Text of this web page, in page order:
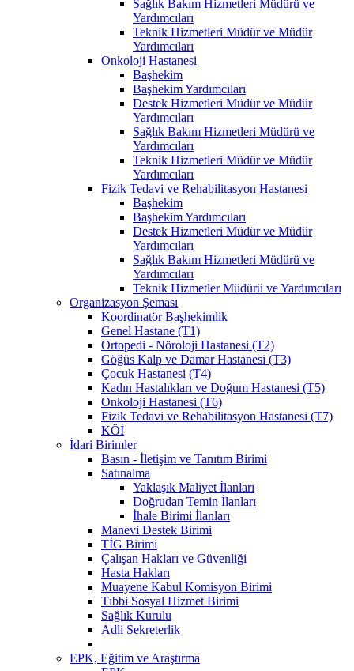
Sağlık Bakım Hizmetleri Müdürü ve
Yardımcıları
Teknik Hizmetleri Müdür ve Müdür
Yardımcıları
Onkoloji Hastanesi
Başhekim
Başhekim Yardımcıları
Destek Hizmetleri Müdür ve Müdür
Yardımcıları
Sağlık Bakım Hizmetleri Müdürü ve
Yardımcıları
Teknik Hizmetleri Müdür ve Müdür
Yardımcıları
Fizik Tedavi ve Rehabilitasyon Hastanesi
Başhekim
Başhekim Yardımcıları
Destek Hizmetleri Müdür ve Müdür
Yardımcıları
Sağlık Bakım Hizmetleri Müdürü ve
Yardımcıları
Teknik Hizmetler Müdürü ve Yardımcıları
Organizasyon Şeması
Koordinatör Başhekimlik
Genel Hastane (T1)
Ortopedi - Nöroloji Hastanesi (T2)
Göğüs Kalp ve Damar Hastanesi (T3)
Çocuk Hastanesi (T4)
Kadın Hastalıkları ve Doğum Hastanesi (T5)
Onkoloji Hastanesi (T6)
Fizik Tedavi ve Rehabilitasyon Hastanesi (T7)
KÖİ
İdari Birimler
Basın - İletişim ve Tanıtım Birimi
Satınalma
Yaklaşık Maliyet İlanları
Doğrudan Temin İlanları
İhale Birimi İlanları
Manevi Destek Birimi
TİG Birimi
Çalışan Hakları ve Güvenliği
Hasta Hakları
Muayene Kabul Komisyon Birimi
Tıbbi Sosyal Hizmet Birimi
Sağlık Kurulu
Adli Sekreterlik
EPK, Eğitim ve Araştırma